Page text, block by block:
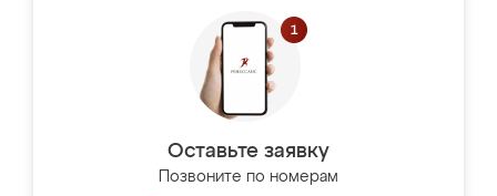
Оставьте заявку
Позвоните по номерам